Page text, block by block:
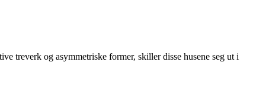
treverk og asymmetriske former, skiller disse husene seg ut i